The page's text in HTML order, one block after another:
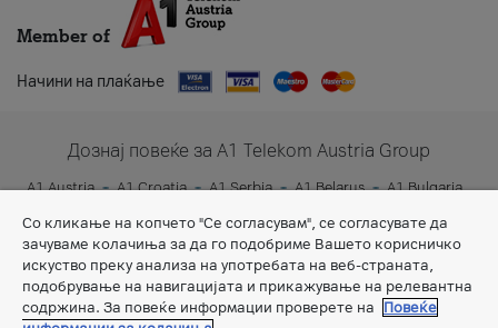
Member of
Начини на плаќање
Дознај повеќе за A1 Telekom Austria Group
A1 Austria A1 Croatia A1 Serbia A1 Belarus
A1 Bulgaria
Со кликање на копчето "Се согласувам", се согласувате да
зачуваме колачиња за да го подобриме Вашето корисничко
искуство преку анализа на употребата на веб-страната,
подобрување на навигацијата и прикажување на релевантна
содржина. За повеќе информации проверете на
Повеќе